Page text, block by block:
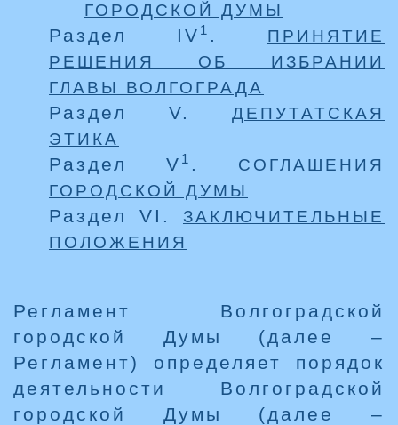
ГОРОДСКОЙ ДУМЫ
Раздел IV 1 . ПРИНЯТИЕ
РЕШЕНИЯ ОБ ИЗБРАНИИ
ГЛАВЫ ВОЛГОГРАДА
Раздел V. ДЕПУТАТСКАЯ
ЭТИКА
Раздел V 1 . СОГЛАШЕНИЯ
ГОРОДСКОЙ ДУМЫ
Раздел VI. ЗАКЛЮЧИТЕЛЬНЫЕ
ПОЛОЖЕНИЯ
Регламент Волгоградской
городской Думы (далее –
Регламент) определяет порядок
деятельности Волгоградской
городской Думы (далее –